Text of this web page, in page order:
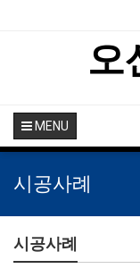
오
MENU
시공사례
시공사례